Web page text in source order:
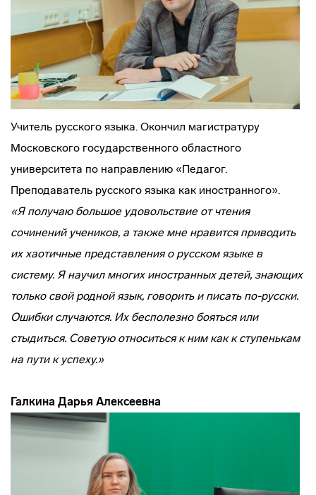
Учитель русского языка. Окончил магистратуру
Московского государственного областного
университета по направлению «Педагог.
Преподаватель русского языка как иностранного».
«Я получаю большое удовольствие от чтения
сочинений учеников, а также мне нравится приводить
их хаотичные представления о русском языке в
систему. Я научил многих иностранных детей, знающих
только свой родной язык, говорить и писать по-русски.
Ошибки случаются. Их бесполезно бояться или
стыдиться. Советую относиться к ним как к ступенькам
на пути к успеху.»
Галкина Дарья Алексеевна